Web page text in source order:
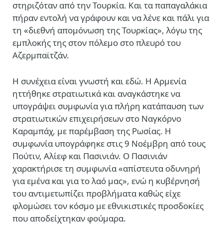
στηριζόταν από την Τουρκία. Και τα παπαγαλάκια
πήραν εντολή να γράφουν και να λένε και πάλι για
τη «διεθνή απομόνωση της Τουρκίας», λόγω της
εμπλοκής της στον πόλεμο στο πλευρό του
Αζερμπαϊτζάν.
Η συνέχεια είναι γνωστή και εδώ. Η Αρμενία
ηττήθηκε στρατιωτικά και αναγκάστηκε να
υπογράψει συμφωνία για πλήρη κατάπαυση των
στρατιωτικών επιχειρήσεων στο Ναγκόρνο
Καραμπάχ, με παρέμβαση της Ρωσίας. Η
συμφωνία υπογράφηκε στις 9 Νοέμβρη από τους
Πούτιν, Αλίεφ και Πασινιάν. Ο Πασινιάν
χαρακτήρισε τη συμφωνία «απίστευτα οδυνηρή
για εμένα και για το λαό μας», ενώ η κυβέρνησή
του αντιμετωπίζει προβλήματα καθώς είχε
φλομώσει τον κόσμο με εθνικιστικές προσδοκίες
που αποδείχτηκαν φούμαρα.